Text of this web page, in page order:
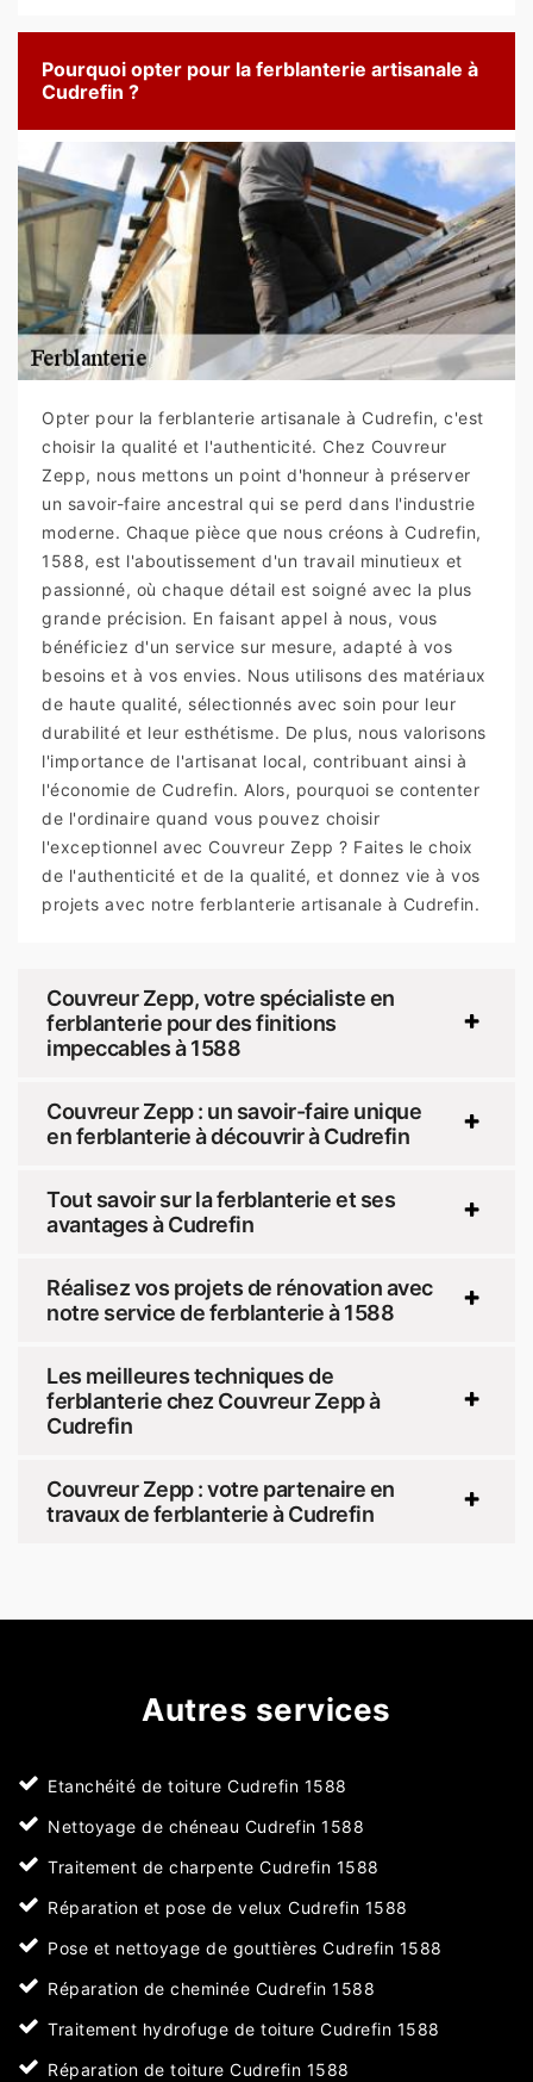
Pourquoi opter pour la ferblanterie artisanale à
Cudrefin ?
Opter pour la ferblanterie artisanale à Cudrefin, c'est
choisir la qualité et l'authenticité. Chez Couvreur
Zepp, nous mettons un point d'honneur à préserver
un savoir-faire ancestral qui se perd dans l'industrie
moderne. Chaque pièce que nous créons à Cudrefin,
1588, est l'aboutissement d'un travail minutieux et
passionné, où chaque détail est soigné avec la plus
grande précision. En faisant appel à nous, vous
bénéficiez d'un service sur mesure, adapté à vos
besoins et à vos envies. Nous utilisons des matériaux
de haute qualité, sélectionnés avec soin pour leur
durabilité et leur esthétisme. De plus, nous valorisons
l'importance de l'artisanat local, contribuant ainsi à
l'économie de Cudrefin. Alors, pourquoi se contenter
de l'ordinaire quand vous pouvez choisir
l'exceptionnel avec Couvreur Zepp ? Faites le choix
de l'authenticité et de la qualité, et donnez vie à vos
projets avec notre ferblanterie artisanale à Cudrefin.
Couvreur Zepp, votre spécialiste en
ferblanterie pour des finitions
impeccables à 1588
Couvreur Zepp : un savoir-faire unique
en ferblanterie à découvrir à Cudrefin
Tout savoir sur la ferblanterie et ses
avantages à Cudrefin
Réalisez vos projets de rénovation avec
notre service de ferblanterie à 1588
Les meilleures techniques de
ferblanterie chez Couvreur Zepp à
Cudrefin
Couvreur Zepp : votre partenaire en
travaux de ferblanterie à Cudrefin
Autres services
Etanchéité de toiture Cudrefin 1588
Nettoyage de chéneau Cudrefin 1588
Traitement de charpente Cudrefin 1588
Réparation et pose de velux Cudrefin 1588
Pose et nettoyage de gouttières Cudrefin 1588
Réparation de cheminée Cudrefin 1588
Traitement hydrofuge de toiture Cudrefin 1588
Réparation de toiture Cudrefin 1588